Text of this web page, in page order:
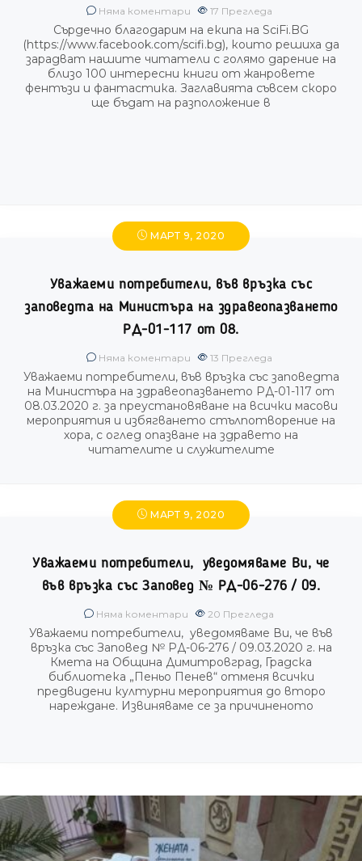
Няма коментари 17 Прегледа
Сърдечно благодарим на екипа на SciFi.BG
(https://www.facebook.com/scifi.bg), които решиха да
зарадват нашите читатели с голямо дарение на
близо 100 интересни книги от жанровете
фентъзи и фантастика. Заглавията съвсем скоро
ще бъдат на разположение в
МАРТ 9, 2020
Уважаеми потребители, във връзка със
заповедта на Министъра на здравеопазването
РД-01-117 от 08.
Няма коментари 13 Прегледа
Уважаеми потребители, във връзка със заповедта
на Министъра на здравеопазването РД-01-117 от
08.03.2020 г. за преустановяване на всички масови
мероприятия и избягването стълпотворение на
хора, с оглед опазване на здравето на
читателите и служителите
МАРТ 9, 2020
Уважаеми потребители, уведомяваме Ви, че
във връзка със Заповед № РД-06-276 / 09.
Няма коментари 20 Прегледа
Уважаеми потребители, уведомяваме Ви, че във
връзка със Заповед № РД-06-276 / 09.03.2020 г. на
Кмета на Община Димитровград, Градска
библиотека „Пеньо Пенев“ отменя всички
предвидени културни мероприятия до второ
нареждане. Извиняваме се за причиненото